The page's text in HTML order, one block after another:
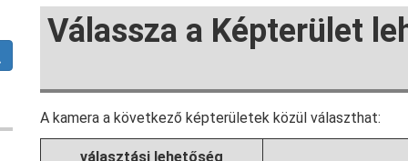
Válassza a Képterület
A kamera a következő képterületek közül választhat:
választási lehetőség